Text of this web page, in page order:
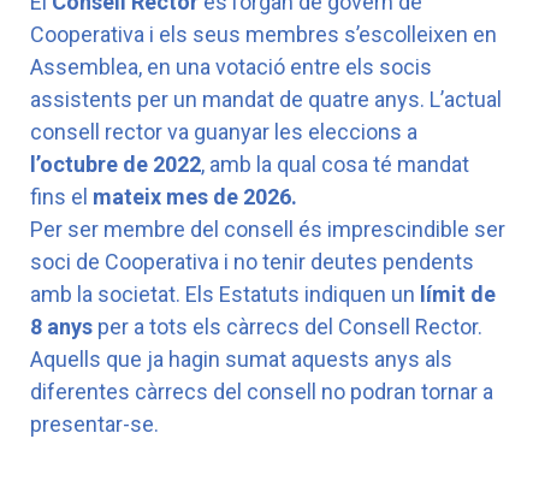
Cooperativa i els seus membres s’escolleixen en
Assemblea, en una votació entre els socis
assistents per un mandat de quatre anys. L’actual
consell rector va guanyar les eleccions a
l’octubre de 2022, amb la qual cosa té mandat
fins el mateix mes de 2026.
Per ser membre del consell és imprescindible ser
soci de Cooperativa i no tenir deutes pendents
amb la societat. Els Estatuts indiquen un límit de
8 anys per a tots els càrrecs del Consell Rector.
Aquells que ja hagin sumat aquests anys als
diferentes càrrecs del consell no podran tornar a
presentar-se.